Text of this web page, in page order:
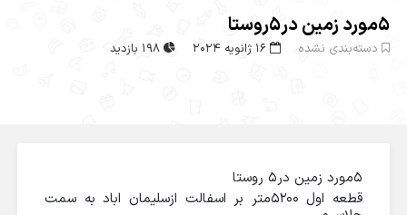
5مورد زمین در5روستا
دسته‌بندی نشده 16 ژانویه 2024 198 بازدید
۵مورد زمین در۵ روستا
قطعه اول ۵۲۰۰متر بر اسفالت ازسلیمان اباد به سمت